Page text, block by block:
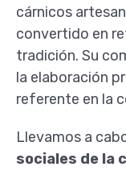
cárnicos
convertido en
tradición. Su
la elaboración
referente en la
Llevamos a
sociales de la